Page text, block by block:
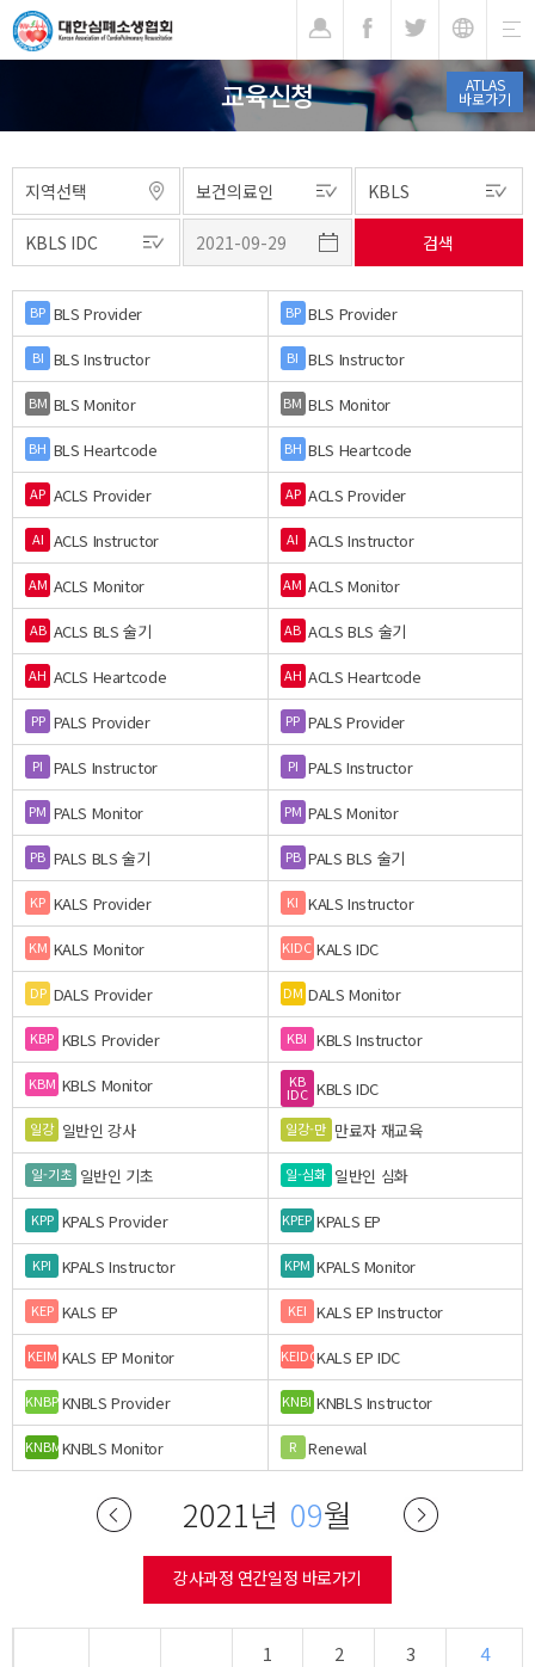
ATLAS
바로가기
교육신청
BP BLS Provider BP BLS Provider
BI BLS Instructor BI BLS Instructor
BM BLS Monitor BM BLS Monitor
BH BLS Heartcode BH BLS Heartcode
AP ACLS Provider AP ACLS Provider
AI ACLS Instructor AI ACLS Instructor
AM ACLS Monitor AM ACLS Monitor
AB ACLS BLS 술기 AB ACLS BLS 술기
AH ACLS Heartcode AH ACLS Heartcode
PP PALS Provider PP PALS Provider
PI PALS Instructor PI PALS Instructor
PM PALS Monitor PM PALS Monitor
PB PALS BLS 술기 PB PALS BLS 술기
KP KALS Provider KI KALS Instructor
KM KALS Monitor KIDC KALS IDC
DP DALS Provider DM DALS Monitor
KBP KBLS Provider KBI KBLS Instructor
KBM KBLS Monitor KB
IDC KBLS IDC
일강 일반인 강사 일강-만 만료자 재교육
일-기초 일반인 기초 일-심화 일반인 심화
KPP KPALS Provider KPEP KPALS EP
KPI KPALS Instructor KPM KPALS Monitor
KEP KALS EP KEI KALS EP Instructor
KEIM KALS EP Monitor KEIDCKALS EP IDC
KNBPKNBLS Provider KNBI KNBLS Instructor
KNBMKNBLS Monitor R Renewal
2021년 09월
강사과정 연간일정 바로가기
1 2 3
4